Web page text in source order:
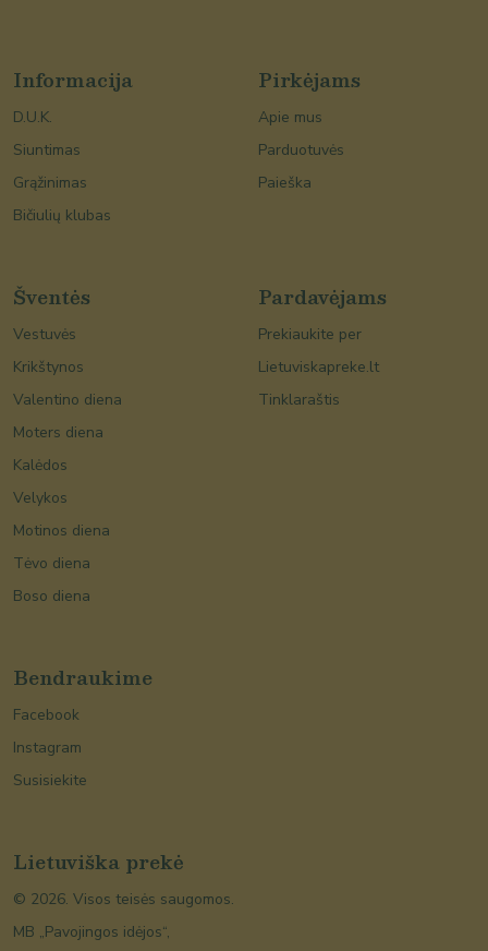
Lietuviška prekė
© 2026. Visos teisės saugomos.
MB „Pavojingos idėjos“,
Informacija
D.U.K.
Siuntimas
Grąžinimas
Bičiulių klubas
Pirkėjams
Apie mus
Parduotuvės
Paieška
Šventės
Vestuvės
Krikštynos
Valentino diena
Moters diena
Kalėdos
Velykos
Motinos diena
Tėvo diena
Boso diena
Pardavėjams
Prekiaukite per
Lietuviskapreke.lt
Tinklaraštis
Bendraukime
Facebook
Instagram
Susisiekite